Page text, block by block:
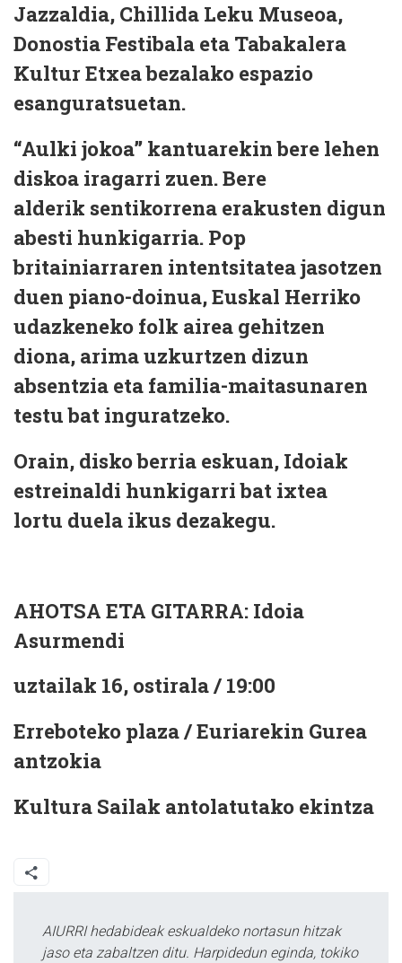
Jazzaldia, Chillida Leku Museoa,
Donostia Festibala eta Tabakalera
Kultur Etxea bezalako espazio
esanguratsuetan.
“Aulki jokoa” kantuarekin bere lehen
diskoa iragarri zuen. Bere
alderik sentikorrena erakusten digun
abesti hunkigarria. Pop
britainiarraren intentsitatea jasotzen
duen piano-doinua, Euskal Herriko
udazkeneko folk airea gehitzen
diona, arima uzkurtzen dizun
absentzia eta familia-maitasunaren
testu bat inguratzeko.
Orain, disko berria eskuan, Idoiak
estreinaldi hunkigarri bat ixtea
lortu duela ikus dezakegu.
AHOTSA ETA GITARRA: Idoia
Asurmendi
uztailak 16, ostirala / 19:00
Erreboteko plaza / Euriarekin Gurea
antzokia
Kultura Sailak antolatutako ekintza
AIURRI hedabideak eskualdeko nortasun hitzak
jaso eta zabaltzen ditu. Harpidedun eginda, tokiko